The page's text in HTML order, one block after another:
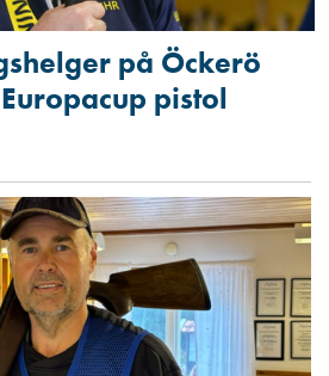
på Öckerö
pistol